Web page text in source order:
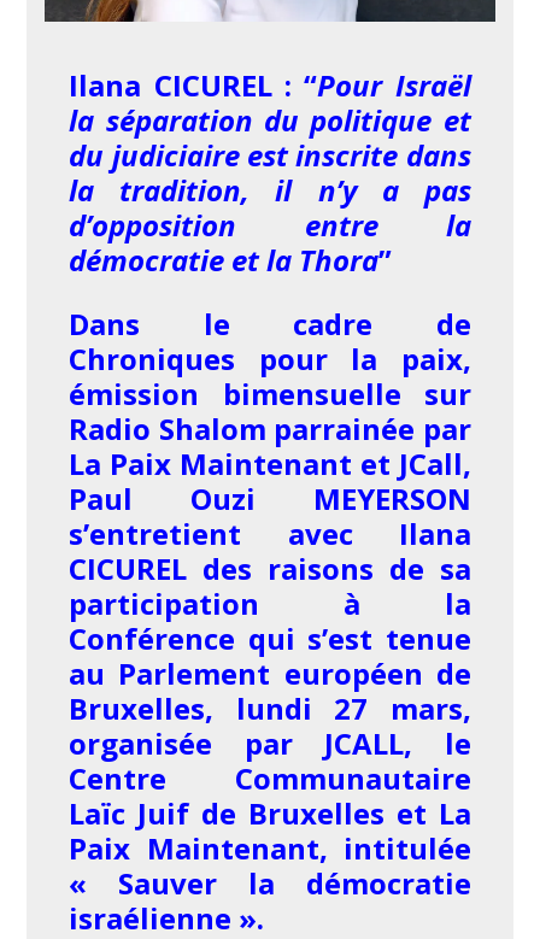
Ilana CICUREL : “Pour Israël
la séparation du politique et
du judiciaire est inscrite dans
la tradition, il n’y a pas
d’opposition entre la
démocratie et la Thora”
Dans le cadre de
Chroniques pour la paix,
émission bimensuelle sur
Radio Shalom parrainée par
La Paix Maintenant et JCall,
Paul Ouzi MEYERSON
s’entretient avec Ilana
CICUREL des raisons de sa
participation à la
Conférence qui s’est tenue
au Parlement européen de
Bruxelles, lundi 27 mars,
organisée par JCALL, le
Centre Communautaire
Laïc Juif de Bruxelles et La
Paix Maintenant, intitulée
« Sauver la démocratie
israélienne ».